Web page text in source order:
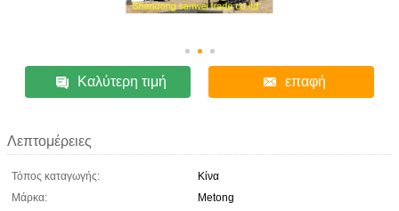
Καλύτερη τιμή επαφή
Λεπτομέρειες
Τόπος καταγωγής:
Κίνα
Μάρκα:
Metong